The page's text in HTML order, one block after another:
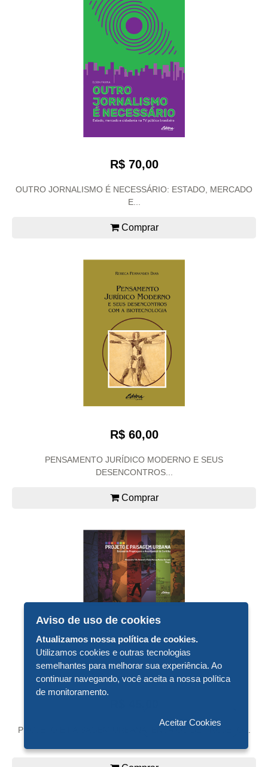
R$ 70,00
OUTRO JORNALISMO É NECESSÁRIO: ESTADO, MERCADO
E...
Comprar
R$ 60,00
PENSAMENTO JURÍDICO MODERNO E SEUS
DESENCONTROS...
Comprar
PROJETO E PAISAGEM URBANA: ENSAIOS DE PROJETO...
Aviso de uso de cookies
Atualizamos nossa política de cookies.
Utilizamos cookies e outras tecnologias
semelhantes para melhorar sua experiência. Ao
continuar navegando, você aceita a nossa política
de monitoramento.
Aceitar Cookies